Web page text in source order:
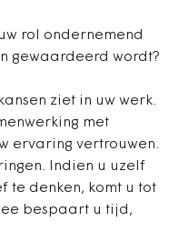
rol ondernemend
gewaardeerd wordt?
ziet in uw werk.
met
ervaring vertrouwen.
Indien u uzelf
te denken, komt u tot
bespaart u tijd,